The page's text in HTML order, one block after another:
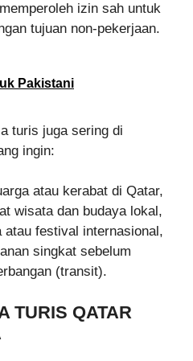
izin sah untuk
tujuan non-pekerjaan.
Pakistani
turis juga sering di
ingin:
atau kerabat di Qatar,
wisata dan budaya lokal,
atau festival internasional,
singkat sebelum
(transit).
TURIS QATAR